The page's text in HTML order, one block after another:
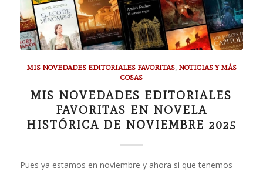
MIS NOVEDADES EDITORIALES FAVORITAS, NOTICIAS Y MÁS
COSAS
MIS NOVEDADES EDITORIALES
FAVORITAS EN NOVELA
HISTÓRICA DE NOVIEMBRE 2025
Pues ya estamos en noviembre y ahora si que tenemos